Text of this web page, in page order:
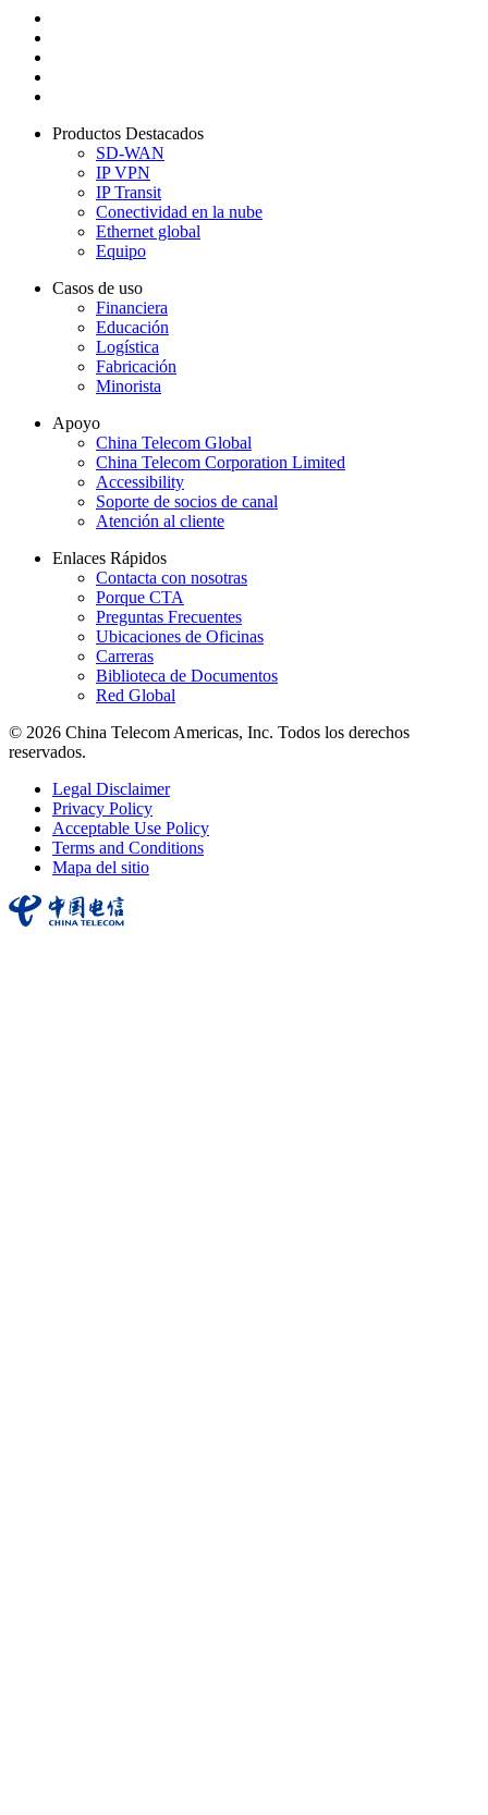
Productos Destacados
SD-WAN
IP VPN
IP Transit
Conectividad en la nube
Ethernet global
Equipo
Casos de uso
Financiera
Educación
Logística
Fabricación
Minorista
Apoyo
China Telecom Global
China Telecom Corporation Limited
Accessibility
Soporte de socios de canal
Atención al cliente
Enlaces Rápidos
Contacta con nosotras
Porque CTA
Preguntas Frecuentes
Ubicaciones de Oficinas
Carreras
Biblioteca de Documentos
Red Global
© 2026 China Telecom Americas, Inc. Todos los derechos
reservados.
Legal Disclaimer
Privacy Policy
Acceptable Use Policy
Terms and Conditions
Mapa del sitio